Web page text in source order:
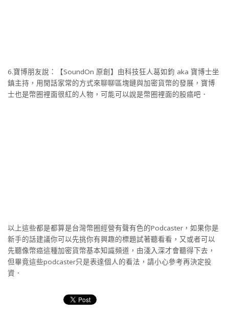
6.寶博朋友說：【SoundOn 原創】由科技狂人葛如鈞 aka 寶博士坐
鎮主持，用閒話家常的方式來聊聊區塊鏈與加密貨幣的發展，寶博
士也是幣圈裡面很紅的人物，可能可以說是幣圈裡面的股癌吧．
以上這些都是都算是台灣幣圈經營有聲有色的Podcaster，如果你是
新手的話建議你可以先挑你有興趣的標題試著聽看看，又或者可以
先聽像幣癌這種加密貨幣基本知識頻道，由淺入深才會聽得下去，
但畢竟這些podcaster只是表達個人的看法，請小心參考再決定投
資．